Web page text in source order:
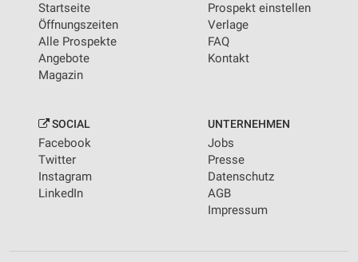
Startseite
Öffnungszeiten
Alle Prospekte
Angebote
Magazin
Prospekt einstellen
Verlage
FAQ
Kontakt
SOCIAL
Facebook
Twitter
Instagram
LinkedIn
UNTERNEHMEN
Jobs
Presse
Datenschutz
AGB
Impressum